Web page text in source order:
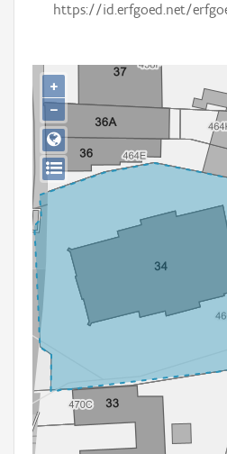
Gebeurtenis
Downloads
Hergebruik
Aanmelden
https://id.erfgoed.net/
+
−